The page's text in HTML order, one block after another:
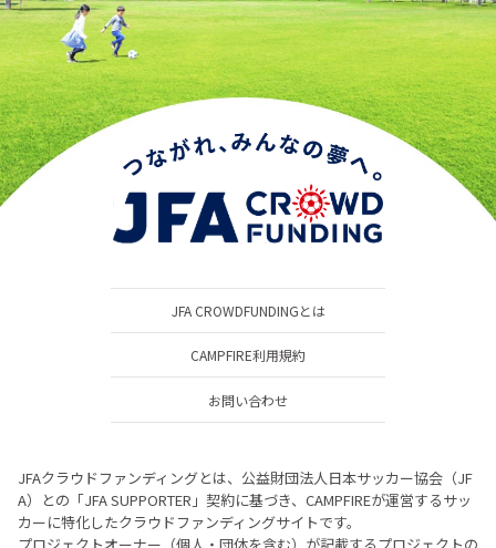
JFA CROWDFUNDINGとは
CAMPFIRE利用規約
お問い合わせ
JFAクラウドファンディングとは、公益財団法人日本サッカー協会（JF
A）との「JFA SUPPORTER」契約に基づき、CAMPFIREが運営するサッ
カーに特化したクラウドファンディングサイトです。